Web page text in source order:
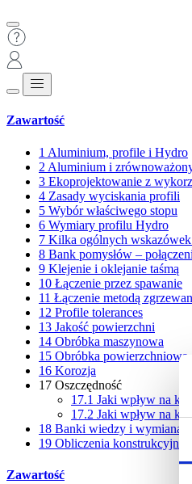
Zawartość
1 Aluminium, profile i Hydro
2 Aluminium i
3 Ekoprojektowanie z
4 Zasady wyciskania profili
5 Wybór właściwego stopu
6 Wymiary profilu Hydro
7 Kilka ogólnych
8 Bank pomysłów –
9 Klejenie i oklejanie taśmą
10 Łączenie przez spawanie
11 Łączenie metodą
12 Profile tolerances
13 Jakość powierzchni
14 Obróbka maszynowa
15 Obróbka powierzchniowa
16 Korozja
17 Oszczędność
17.1 Jaki wpływ na
17.2 Jaki wpływ na
18 Banki wiedzy i wymiana
19 Obliczenia konstrukcyjne
Zawartość